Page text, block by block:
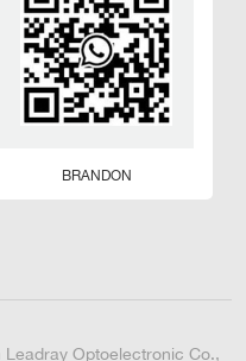
BRANDON